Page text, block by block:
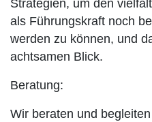
Strategien, um den
als Führungskraft noch
werden zu können, und
achtsamen Blick.
Beratung:
Wir beraten und